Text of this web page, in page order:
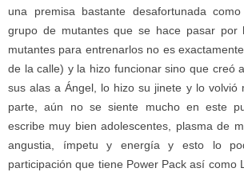
una premisa bastante desafortunada
grupo de mutantes que se hace pasar por
mutantes para entrenarlos no es
de la calle) y la hizo funcionar sino que creó
sus alas a Ángel, lo hizo su jinete y lo volvió
parte, aún no se siente mucho en este
escribe muy bien adolescentes, plasma de
angustia, ímpetu y energía y esto lo
participación que tiene Power Pack así como